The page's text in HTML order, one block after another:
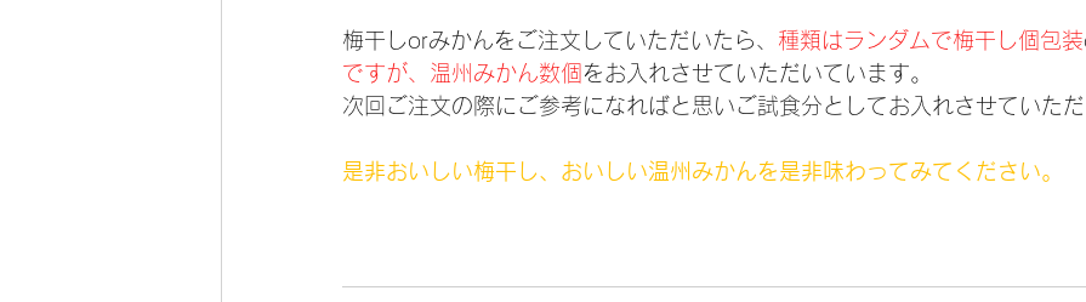
梅干しorみかんをご注文していただいたら、 種類はランダムで梅干し個包装
ですが、温州みかん数個 をお入れさせていただいています。
次回ご注文の際にご参考になればと思いご試食分としてお入れさせていただ
是非おいしい梅干し、おいしい温州みかんを是非味わってみてください。